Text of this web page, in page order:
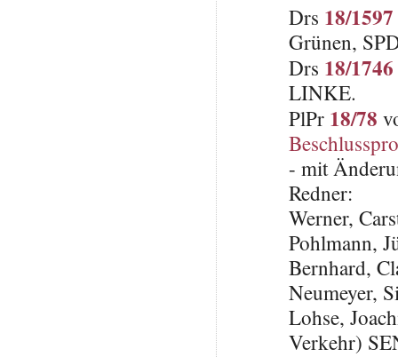
Drs 18/1597
Grünen,
Drs 18/1746
LINKE.
PlPr 18/78
- mit
Redner:
Werner,
Pohlmann,
Bernhard,
Neumeyer,
Lohse,
Verkehr)